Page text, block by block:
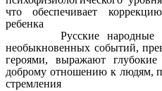
что обеспечивает
ребенка
Русские народные
необыкновенных событий,
героями, выражают
доброму отношению к людям,
стремления